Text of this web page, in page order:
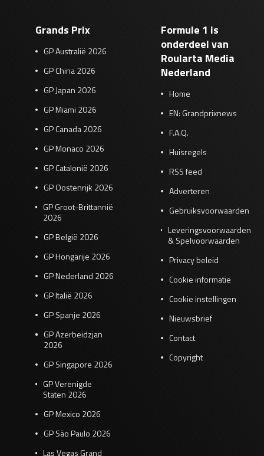
Grands Prix
GP Australië 2026
GP China 2026
GP Japan 2026
GP Miami 2026
GP Canada 2026
GP Monaco 2026
GP Catalonië 2026
GP Oostenrijk 2026
GP Groot-Brittannië
2026
GP België 2026
GP Hongarije 2026
GP Nederland 2026
GP Italië 2026
GP Spanje 2026
GP Azerbeidzjan
2026
GP Singapore 2026
GP Verenigde
Staten 2026
GP Mexico 2026
GP São Paulo 2026
Las Vegas Grand
Formule 1 is
onderdeel van
Roularta Media
Nederland
Home
EN: Grandprixnews
F.A.Q.
Huisregels
RSS feed
Adverteren
Gebruiksvoorwaarden
Leveringsvoorwaarden
& Spelvoorwaarden
Privacy beleid
Cookie informatie
Cookie instellingen
Nieuwsbrief
Contact
Copyright